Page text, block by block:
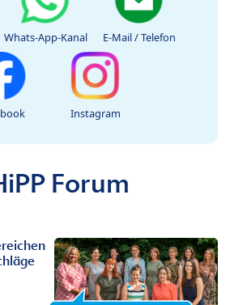
Whats-App-Kanal E-Mail / Telefon
Instagram
Forum